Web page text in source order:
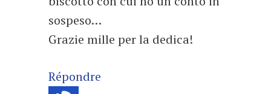
sospeso…
Grazie mille per la dedica!
Répondre